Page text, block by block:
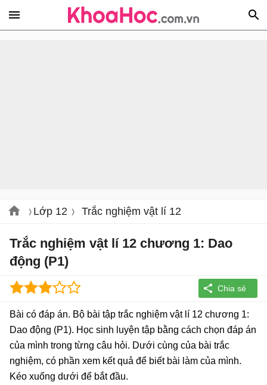
Lớp 12 Trắc nghiệm vật lí 12
Trắc nghiệm vật lí 12 chương 1: Dao
động (P1)
Bài có đáp án. Bộ bài tập trắc nghiệm vật lí 12 chương 1:
Dao động (P1). Học sinh luyện tập bằng cách chọn đáp án
của mình trong từng câu hỏi. Dưới cùng của bài trắc
nghiệm, có phần xem kết quả để biết bài làm của mình.
Kéo xuống dưới để bắt đầu.